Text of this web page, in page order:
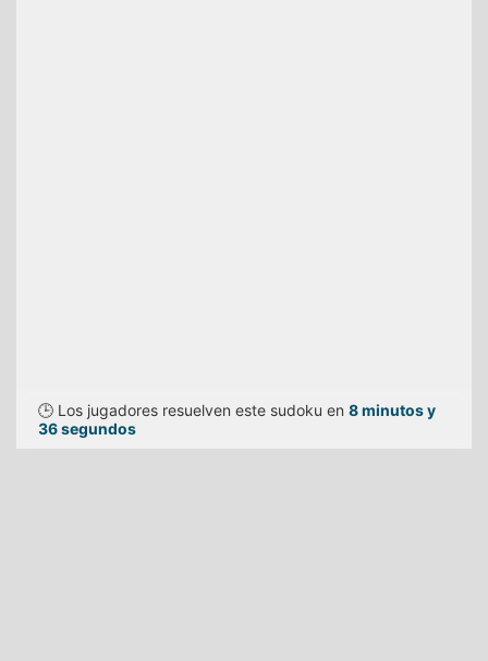
🕒 Los jugadores resuelven este sudoku en 8 minutos y
36 segundos